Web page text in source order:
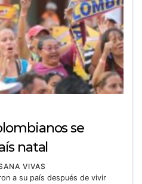
se
natal
VIVAS
a su país después de vivir